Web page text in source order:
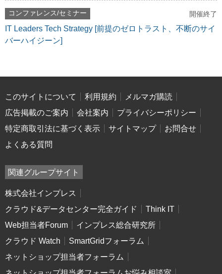
コンファレンス/セミナー 開催終了
IT Leaders Tech Strategy [前提のゼロトラスト、不断のサイ
バーハイジーン]
このサイトについて 利用規約
メルマガ購読
広告掲載のご案内
会社案内
プライバシーポリシー
特定商取引法に基づく表示
サイトマップ
お問合せ
よくある質問
関連グループサイト
株式会社インプレス
クラウド&データセンター完全ガイド
Think IT
Web担当者Forum
インプレス総合研究所
クラウド Watch
SmartGridフォーラム
ネットショップ担当者フォーラム